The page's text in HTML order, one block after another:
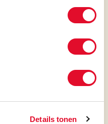
Details tonen